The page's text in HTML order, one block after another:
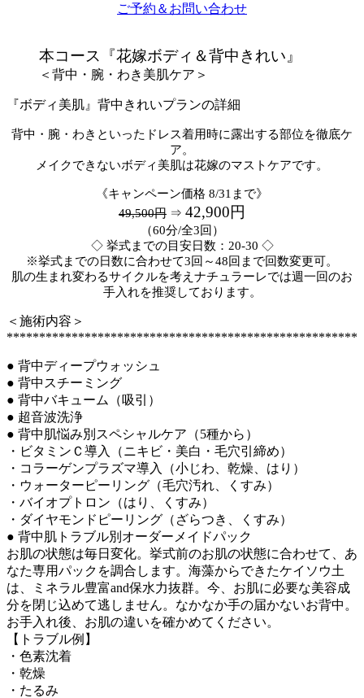
ご予約＆お問い合わせ
本コース『花嫁ボディ＆背中きれい』
＜背中・腕・わき美肌ケア＞
『ボディ美肌』背中きれいプランの詳細
背中・腕・わきといったドレス着用時に露出する部位を徹底ケ
ア。
メイクできないボディ美肌は花嫁のマストケアです。
《キャンペーン価格 8/31まで》
49,500円 ⇒ 42,900円
（60分/全3回）
◇ 挙式までの目安日数：20-30 ◇
※挙式までの日数に合わせて3回～48回まで回数変更可。
肌の生まれ変わるサイクルを考えナチュラーレでは週一回のお
手入れを推奨しております。
＜施術内容＞
******************************************************
● 背中ディープウォッシュ
● 背中スチーミング
● 背中バキューム（吸引）
● 超音波洗浄
● 背中肌悩み別スペシャルケア（5種から）
・ビタミンＣ導入（ニキビ・美白・毛穴引締め）
・コラーゲンプラズマ導入（小じわ、乾燥、はり）
・ウォーターピーリング（毛穴汚れ、くすみ）
・バイオプトロン（はり、くすみ）
・ダイヤモンドピーリング（ざらつき、くすみ）
● 背中肌トラブル別オーダーメイドパック
お肌の状態は毎日変化。挙式前のお肌の状態に合わせて、あ
なた専用パックを調合します。海藻からできたケイソウ土
は、ミネラル豊富and保水力抜群。今、お肌に必要な美容成
分を閉じ込めて逃しません。なかなか手の届かないお背中。
お手入れ後、お肌の違いを確かめてください。
【トラブル例】
・色素沈着
・乾燥
・たるみ